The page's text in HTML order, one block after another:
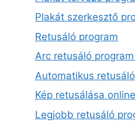
Plakát szerkesztő
Retusáló program
Arc retusáló
Automatikus
Kép retusálása online
Legjobb retusáló